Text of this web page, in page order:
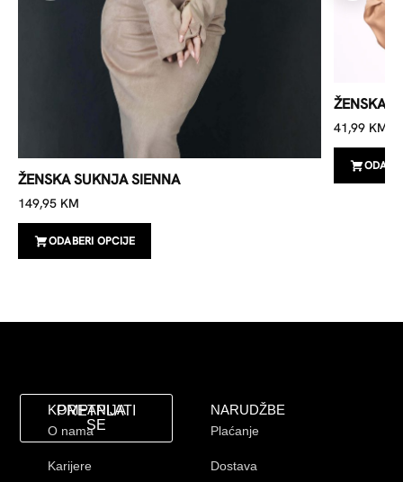
ŽENSKA SUKNJA SIENNA
149,95 KM
ODABERI OPCIJE
ŽENSKA
41,99 KM
KOMPANIJA
O nama
Karijere
NARUDŽBE
Plaćanje
Dostava
PRETPLATI
SE